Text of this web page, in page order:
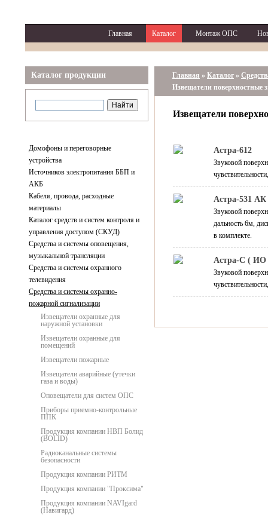
Главная Каталог Монтаж ОПС
Каталог продукции
Домофоны и переговорные
устройства
Источников электропитания ББП и
АКБ
Кабеля, провода, расходные
материалы
Каталог средств и систем контроля и
управления доступом (СКУД)
Средства и системы оповещения,
музыкальной трансляции
Средства и системы охранного
телевидения
Средства и системы охранно-
пожарной сигнализации
Извещатели охранные для
наружной установки
Извещатели охранные для
помещений
Извещатели пожарные
Извещатели аварийные (утечки
газа и воды)
Оповещатели для систем ОПС
Приборы приемно-контрольные
ППК
Продукция компании НВП Болид
(BOLID)
Радиоканальные системы
безопасности
Продукция компании РИТМ
Продукция компании "Проксима"
Продукция компании NAVIgard
(Навигард)
Главная » Каталог »
Извещатели поверхностные
Извещатели
Астра-612
Звуковой
Астра-531 АК
Звуковой
дальность 6м,
в комплекте.
Астра-С ( ИО
Звуковой